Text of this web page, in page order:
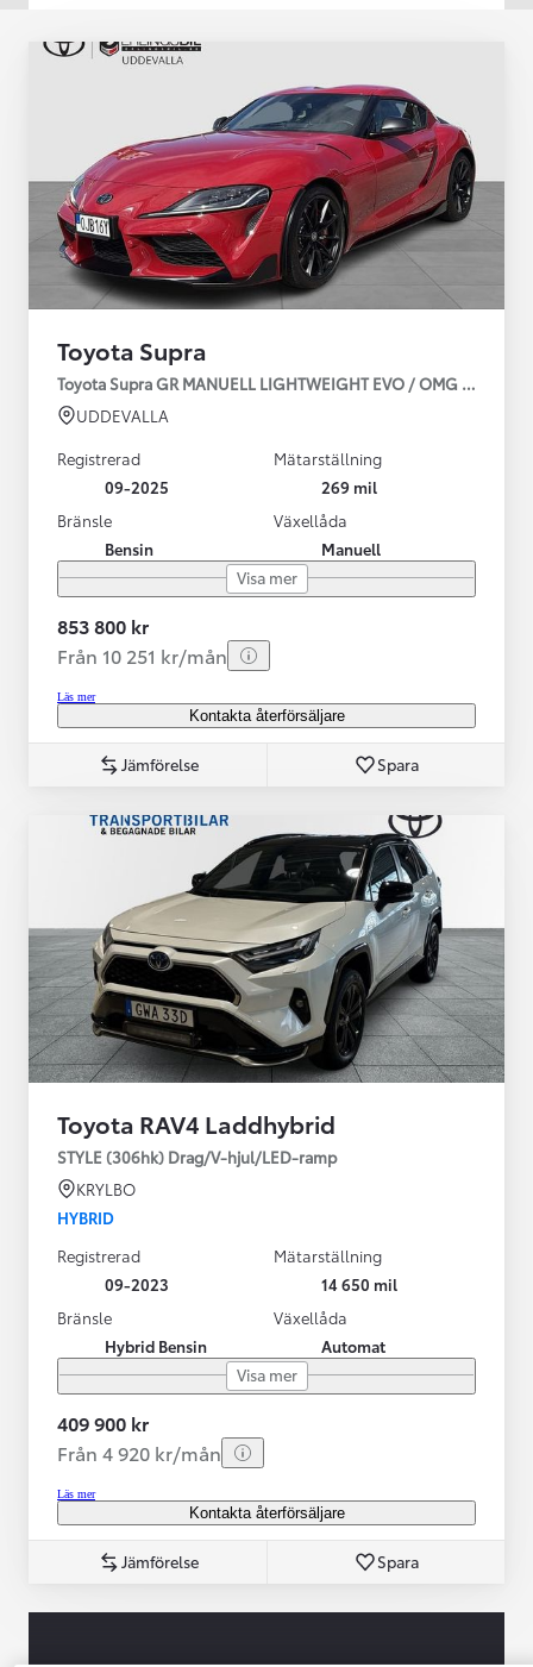
Toyota Supra
Toyota Supra GR MANUELL LIGHTWEIGHT EVO / OMG LEV!
UDDEVALLA
Registrerad
09-2025
Mätarställning
269 mil
Bränsle
Bensin
Växellåda
Manuell
Visa mer
853 800 kr
Från 10 251 kr/mån
Läs mer
Kontakta återförsäljare
Jämförelse Spara
Toyota RAV4 Laddhybrid
STYLE (306hk) Drag/V-hjul/LED-ramp
KRYLBO
HYBRID
Registrerad
09-2023
Mätarställning
14 650 mil
Bränsle
Hybrid Bensin
Växellåda
Automat
Visa mer
409 900 kr
Från 4 920 kr/mån
Läs mer
Kontakta återförsäljare
Jämförelse Spara